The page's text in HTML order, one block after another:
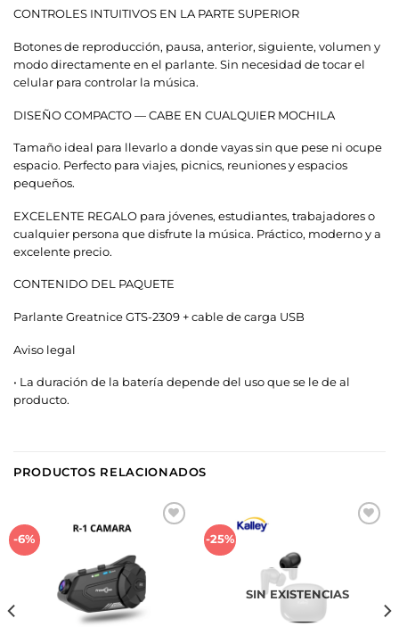
CONTROLES INTUITIVOS EN LA PARTE SUPERIOR
Botones de reproducción, pausa, anterior, siguiente, volumen y
modo directamente en el parlante. Sin necesidad de tocar el
celular para controlar la música.
DISEÑO COMPACTO — CABE EN CUALQUIER MOCHILA
Tamaño ideal para llevarlo a donde vayas sin que pese ni ocupe
espacio. Perfecto para viajes, picnics, reuniones y espacios
pequeños.
EXCELENTE REGALO para jóvenes, estudiantes, trabajadores o
cualquier persona que disfrute la música. Práctico, moderno y a
excelente precio.
CONTENIDO DEL PAQUETE
Parlante Greatnice GTS-2309 + cable de carga USB
Aviso legal
• La duración de la batería depende del uso que se le de al
producto.
PRODUCTOS RELACIONADOS
-6% -25%
SIN EXISTENCIAS